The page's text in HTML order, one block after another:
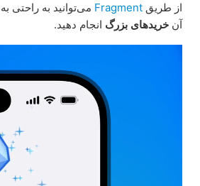
از طریق Fragment می‌توانید به راحتی
آن خریدهای بزرگ انجام دهید.